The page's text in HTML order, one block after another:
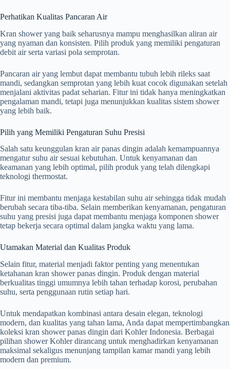
Perhatikan Kualitas Pancaran Air
Kran shower yang baik seharusnya mampu menghasilkan aliran air
yang nyaman dan konsisten. Pilih produk yang memiliki pengaturan
debit air serta variasi pola semprotan.
Pancaran air yang lembut dapat membantu tubuh lebih rileks saat
mandi, sedangkan semprotan yang lebih kuat cocok digunakan setelah
menjalani aktivitas padat seharian. Fitur ini tidak hanya meningkatkan
pengalaman mandi, tetapi juga menunjukkan kualitas sistem shower
yang lebih baik.
Pilih yang Memiliki Pengaturan Suhu Presisi
Salah satu keunggulan kran air panas dingin adalah kemampuannya
mengatur suhu air sesuai kebutuhan. Untuk kenyamanan dan
keamanan yang lebih optimal, pilih produk yang telah dilengkapi
teknologi thermostat.
Fitur ini membantu menjaga kestabilan suhu air sehingga tidak mudah
berubah secara tiba-tiba. Selain memberikan kenyamanan, pengaturan
suhu yang presisi juga dapat membantu menjaga komponen shower
tetap bekerja secara optimal dalam jangka waktu yang lama.
Utamakan Material dan Kualitas Produk
Selain fitur, material menjadi faktor penting yang menentukan
ketahanan kran shower panas dingin. Produk dengan material
berkualitas tinggi umumnya lebih tahan terhadap korosi, perubahan
suhu, serta penggunaan rutin setiap hari.
Untuk mendapatkan kombinasi antara desain elegan, teknologi
modern, dan kualitas yang tahan lama, Anda dapat mempertimbangkan
koleksi kran shower panas dingin dari Kohler Indonesia. Berbagai
pilihan shower Kohler dirancang untuk menghadirkan kenyamanan
maksimal sekaligus menunjang tampilan kamar mandi yang lebih
modern dan premium.